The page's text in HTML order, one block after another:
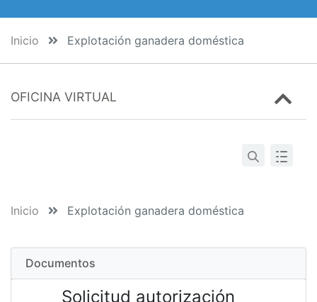
Inicio Explotación ganadera doméstica
OFICINA VIRTUAL
Inicio Explotación ganadera doméstica
Documentos
Solicitud autorización